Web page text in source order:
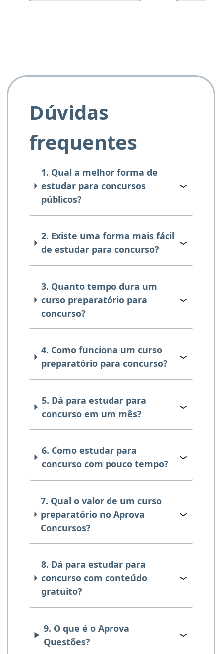
Dúvidas
frequentes
1. Qual a melhor forma de
estudar para concursos
públicos?
2. Existe uma forma mais fácil
de estudar para concurso?
3. Quanto tempo dura um
curso preparatório para
concurso?
4. Como funciona um curso
preparatório para concurso?
5. Dá para estudar para
concurso em um mês?
6. Como estudar para
concurso com pouco tempo?
7. Qual o valor de um curso
preparatório no Aprova
Concursos?
8. Dá para estudar para
concurso com conteúdo
gratuito?
9. O que é o Aprova
Questões?